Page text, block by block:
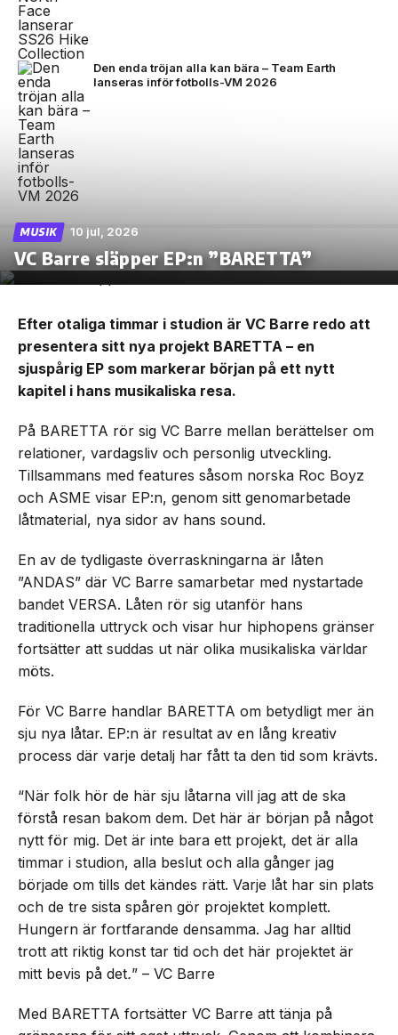
Den enda tröjan alla kan bära – Team Earth
lanseras inför fotbolls-VM 2026
MUSIK 10 jul, 2026
VC Barre släpper EP:n ”BARETTA”
Efter otaliga timmar i studion är VC Barre redo att
presentera sitt nya projekt BARETTA – en
sjuspårig EP som markerar början på ett nytt
kapitel i hans musikaliska resa.
På BARETTA rör sig VC Barre mellan berättelser om
relationer, vardagsliv och personlig utveckling.
Tillsammans med features såsom norska Roc Boyz
och ASME visar EP:n, genom sitt genomarbetade
låtmaterial, nya sidor av hans sound.
En av de tydligaste överraskningarna är låten
”ANDAS” där VC Barre samarbetar med nystartade
bandet VERSA. Låten rör sig utanför hans
traditionella uttryck och visar hur hiphopens gränser
fortsätter att suddas ut när olika musikaliska världar
möts.
För VC Barre handlar BARETTA om betydligt mer än
sju nya låtar. EP:n är resultat av en lång kreativ
process där varje detalj har fått ta den tid som krävts.
“När folk hör de här sju låtarna vill jag att de ska
förstå resan bakom dem. Det här är början på något
nytt för mig. Det är inte bara ett projekt, det är alla
timmar i studion, alla beslut och alla gånger jag
började om tills det kändes rätt. Varje låt har sin plats
och de tre sista spåren gör projektet komplett.
Hungern är fortfarande densamma. Jag har alltid
trott att riktig konst tar tid och det här projektet är
mitt bevis på det.” – VC Barre
Med BARETTA fortsätter VC Barre att tänja på